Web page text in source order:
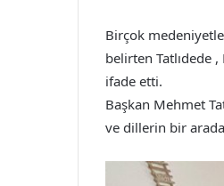
Birçok
belirten Tatlıdede
ifade etti.
Başkan Mehmet
ve dillerin bir